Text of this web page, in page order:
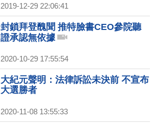
2019-12-29 22:06:41
封鎖拜登醜聞 推特臉書CEO參院聽
證承認無依據
2020-10-29 17:55:54
大紀元聲明：法律訴訟未決前 不宣布
大選勝者
2020-11-08 13:55:33